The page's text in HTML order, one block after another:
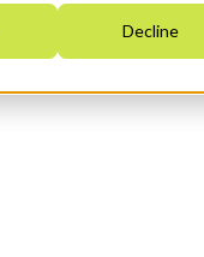
Decline